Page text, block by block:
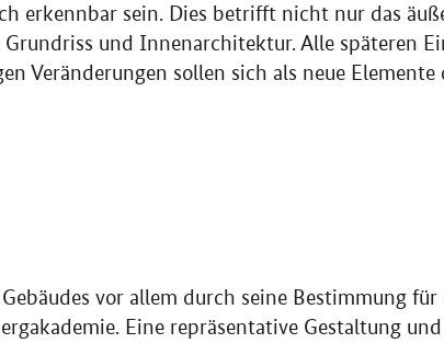
erkennbar sein. Dies betrifft nicht nur das
und Innenarchitektur. Alle späteren
Veränderungen sollen sich als neue Elemente
vor allem durch seine Bestimmung für
Eine repräsentative Gestaltung